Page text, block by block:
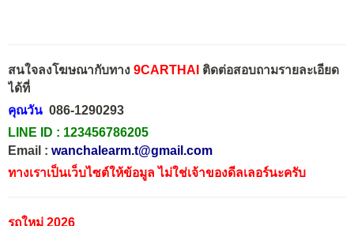
สนใจลงโฆษณากับทาง 9CARTHAI ติดต่อสอบถามรายละเอียด
ได้ที่
คุณวัน 086-1290293
LINE ID : 123456786205
Email : wanchalearm.t@gmail.com
ทางเราเป็นเว็บไซต์ให้ข้อมูล ไม่ใช่เจ้าของดีลเลอร์นะครับ
รถใหม่ 2026